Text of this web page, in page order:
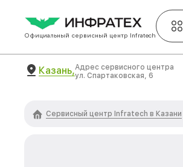
Официальный сервисный центр Infratech
Казань,Адрес сервисного центра
ул. Спартаковская, 6
Сервисный центр Infratech в Казани